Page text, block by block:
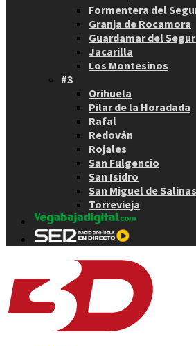
Formentera del
Granja de Rocamora
Guardamar del
Jacarilla
Los Montesinos
#3
Orihuela
Pilar de la Horadada
Rafal
Redován
Rojales
San Fulgencio
San Isidro
San Miguel de Salinas
Torrevieja